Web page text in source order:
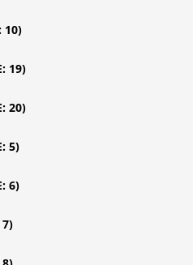
10)
19)
20)
5)
6)
7)